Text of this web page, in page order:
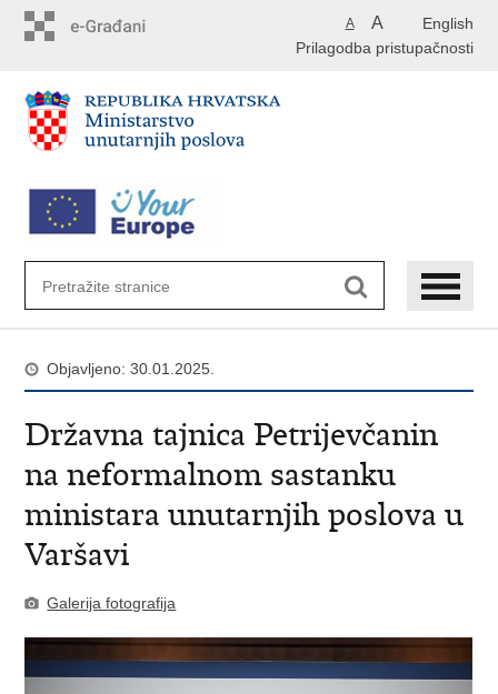
English
A A
Prilagodba pristupačnosti
Objavljeno: 30.01.2025.
Državna tajnica Petrijevčanin
na neformalnom sastanku
ministara unutarnjih poslova u
Varšavi
Galerija fotografija